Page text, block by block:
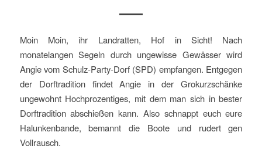
Moin Moin, ihr Landratten, Hof in Sicht! Nach
monatelangen Segeln durch ungewisse Gewässer wird
Angie vom Schulz-Party-Dorf (SPD) empfangen. Entgegen
der Dorftradition findet Angie in der Grokurzschänke
ungewohnt Hochprozentiges, mit dem man sich in bester
Dorftradition abschießen kann. Also schnappt euch eure
Halunkenbande, bemannt die Boote und rudert gen
Vollrausch.